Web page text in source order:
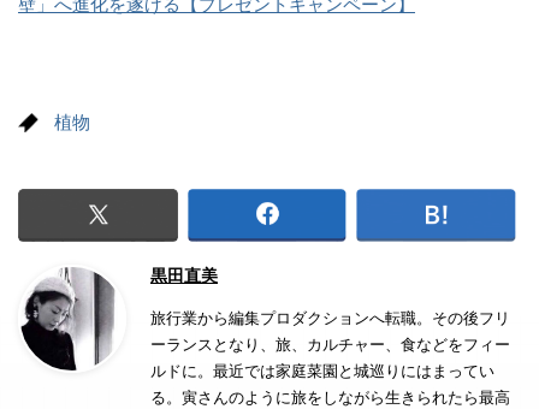
壁」へ進化を遂げる【プレゼントキャンペーン】
植物
黒田直美
旅行業から編集プロダクションへ転職。その後フリ
ーランスとなり、旅、カルチャー、食などをフィー
ルドに。最近では家庭菜園と城巡りにはまってい
る。寅さんのように旅をしながら生きられたら最高